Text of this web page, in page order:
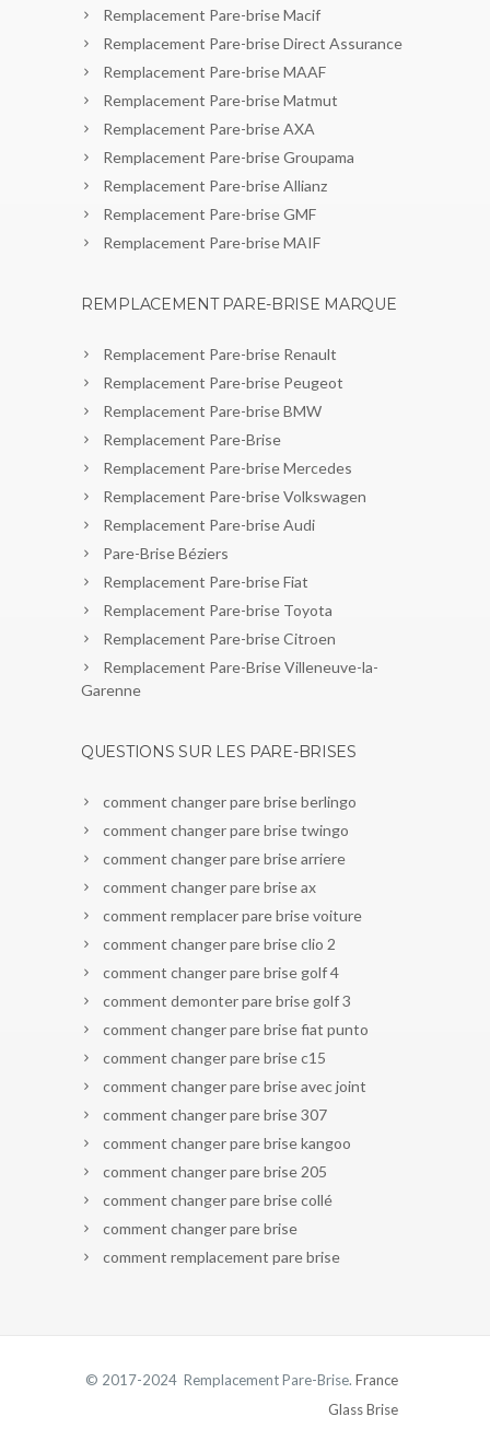
Remplacement Pare-brise Macif
Remplacement Pare-brise Direct Assurance
Remplacement Pare-brise MAAF
Remplacement Pare-brise Matmut
Remplacement Pare-brise AXA
Remplacement Pare-brise Groupama
Remplacement Pare-brise Allianz
Remplacement Pare-brise GMF
Remplacement Pare-brise MAIF
REMPLACEMENT PARE-BRISE MARQUE
Remplacement Pare-brise Renault
Remplacement Pare-brise Peugeot
Remplacement Pare-brise BMW
Remplacement Pare-Brise
Remplacement Pare-brise Mercedes
Remplacement Pare-brise Volkswagen
Remplacement Pare-brise Audi
Pare-Brise Béziers
Remplacement Pare-brise Fiat
Remplacement Pare-brise Toyota
Remplacement Pare-brise Citroen
Remplacement Pare-Brise Villeneuve-la-
Garenne
QUESTIONS SUR LES PARE-BRISES
comment changer pare brise berlingo
comment changer pare brise twingo
comment changer pare brise arriere
comment changer pare brise ax
comment remplacer pare brise voiture
comment changer pare brise clio 2
comment changer pare brise golf 4
comment demonter pare brise golf 3
comment changer pare brise fiat punto
comment changer pare brise c15
comment changer pare brise avec joint
comment changer pare brise 307
comment changer pare brise kangoo
comment changer pare brise 205
comment changer pare brise collé
comment changer pare brise
comment remplacement pare brise
© 2017-2024 Remplacement Pare-Brise. France
Glass Brise